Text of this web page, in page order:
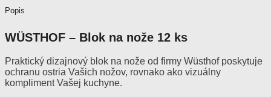
ks
Popis
WÜSTHOF – Blok na nože 12 ks
Praktický dizajnový blok na nože od firmy Wüsthof poskytuje
ochranu ostria Vašich nožov, rovnako ako vizuálny
kompliment Vašej kuchyne.